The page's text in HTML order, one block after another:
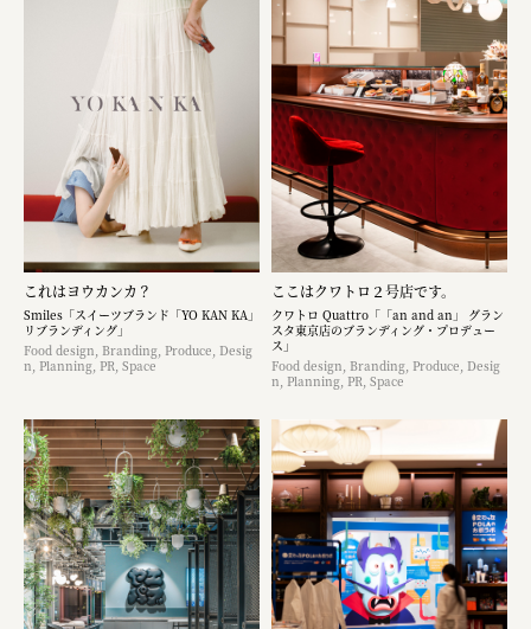
これはヨウカンカ？
Smiles「スイーツブランド「YO KAN KA」
リブランディング」
Food design, Branding, Produce, Desig
n, Planning, PR, Space
ここはクワトロ２号店です。
クワトロ Quattro「「an and an」 グラン
スタ東京店のブランディング・プロデュー
ス」
Food design, Branding, Produce, Desig
n, Planning, PR, Space